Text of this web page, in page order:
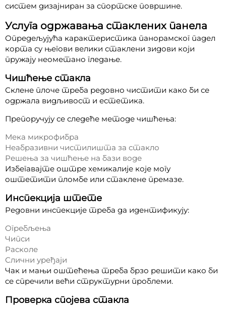
систем дизајниран за спортске површине.
Услуга одржавања стаклених панела
Опредељујућа карактеристика панорамског падел
корта су његови велики стаклени зидови који
пружају неометано гледање.
Чишћење стакла
Склене плоче треба редовно чистити како би се
одржала видљивост и естетика.
Препоручују се следеће методе чишћења:
Мека микрофибра
Неабразивни чистилишта за стакло
Решења за чишћење на бази воде
Избегавајте оштре хемикалије које могу
оштетити пломбе или стаклене премазе.
Инспекција штете
Редовни инспекције треба да идентификују:
Огребљења
Чипси
Расколе
Слични уређаји
Чак и мањи оштећења треба брзо решити како би
се спречили већи структурни проблеми.
Проверка спојева стакла